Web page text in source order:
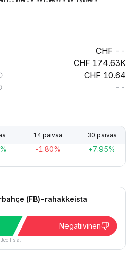
--
174.63K
10.64
--
14 päivää 30 päivää
-1.80% +7.95%
(FB)-rahakkeista
Negatiivinen